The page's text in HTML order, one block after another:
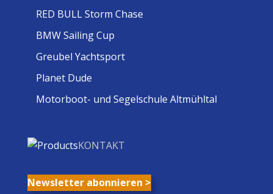
RED BULL Storm Chase
BMW Sailing Cup
Greubel Yachtsport
Planet Dude
Motorboot- und Segelschule Altmühltal
KONTAKT
Newsletter abonnieren >